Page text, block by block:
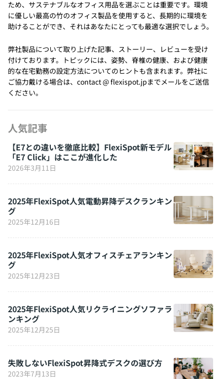
ため、サステナブルなオフィス用品を選ぶことは重要です。環境
に優しい最高の竹のオフィス製品を使用すると、長期的に環境を
助けることができ、それはあなたにとっても最適な選択でしょう。
弊社製品について取り上げた記事、ストーリー、レビューを受け
付けております。トピックには、姿勢、脊椎の健康、および健康
的な在宅勤務の設定方法についてのヒントも含まれます。弊社に
ご協力戴ける場合は、contact @ flexispot.jpまでメールをご送信
ください。
人気記事
【E7との違いを徹底比較】FlexiSpot新モデル
「E7 Click」はここが進化した
2026年3月11日
2025年FlexiSpot人気電動昇降デスクランキン
グ
2025年12月16日
2025年FlexiSpot人気オフィスチェアランキン
グ
2025年12月23日
2025年FlexiSpot人気リクライニングソファラ
ンキング
2025年12月25日
失敗しないFlexiSpot昇降式デスクの選び方
2023年7月13日